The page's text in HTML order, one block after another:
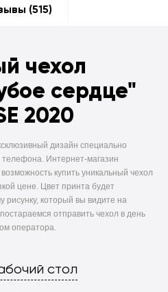
(515)
чехол
сердце"
2020
дизайн специально
Интернет-магазин
купить уникальный чехол
цене. Цвет принта будет
рисунку, который вы видите на
отправить чехол в день
оператора.
стол